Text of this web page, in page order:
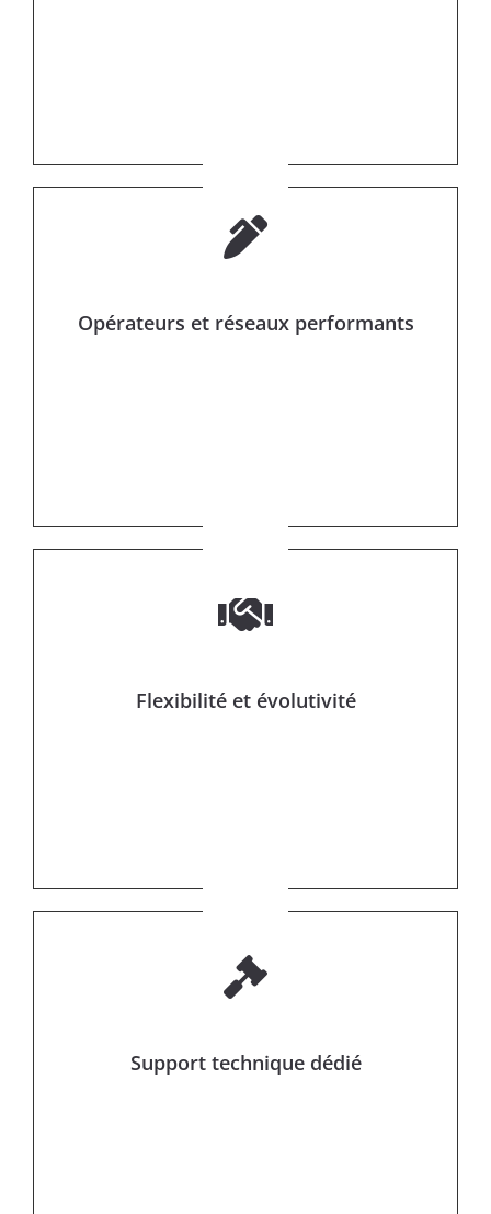
Opérateurs et réseaux performants
Flexibilité et évolutivité
Support technique dédié